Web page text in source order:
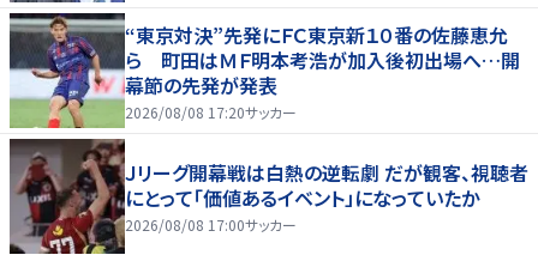
“東京対決”先発にＦＣ東京新１０番の佐藤恵允
ら 町田はＭＦ明本考浩が加入後初出場へ…開
幕節の先発が発表
2026/08/08 17:20サッカー
Ｊリーグ開幕戦は白熱の逆転劇 だが観客、視聴者
にとって「価値あるイベント」になっていたか
2026/08/08 17:00サッカー